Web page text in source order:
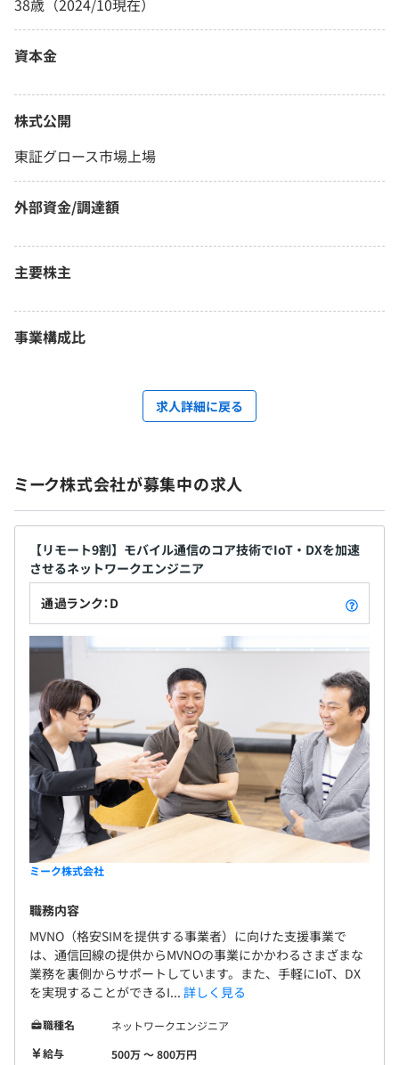
38歳（2024/10現在）
資本金
株式公開
東証グロース市場上場
外部資金/調達額
主要株主
事業構成比
求人詳細に戻る
ミーク株式会社が募集中の求人
【リモート9割】モバイル通信のコア技術でIoT・DXを加速
させるネットワークエンジニア
通過ランク：D
ミーク株式会社
職務内容
MVNO（格安SIMを提供する事業者）に向けた支援事業で
は、通信回線の提供からMVNOの事業にかかわるさまざまな
業務を裏側からサポートしています。また、手軽にIoT、DX
を実現することができるI... 詳しく見る
職種名
ネットワークエンジニア
給与
500万 〜 800万円